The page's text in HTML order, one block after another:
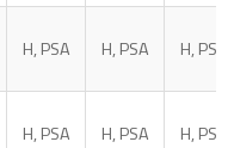
H, PSA H, PSA H, PSA
H, PSA H, PSA H, PSA